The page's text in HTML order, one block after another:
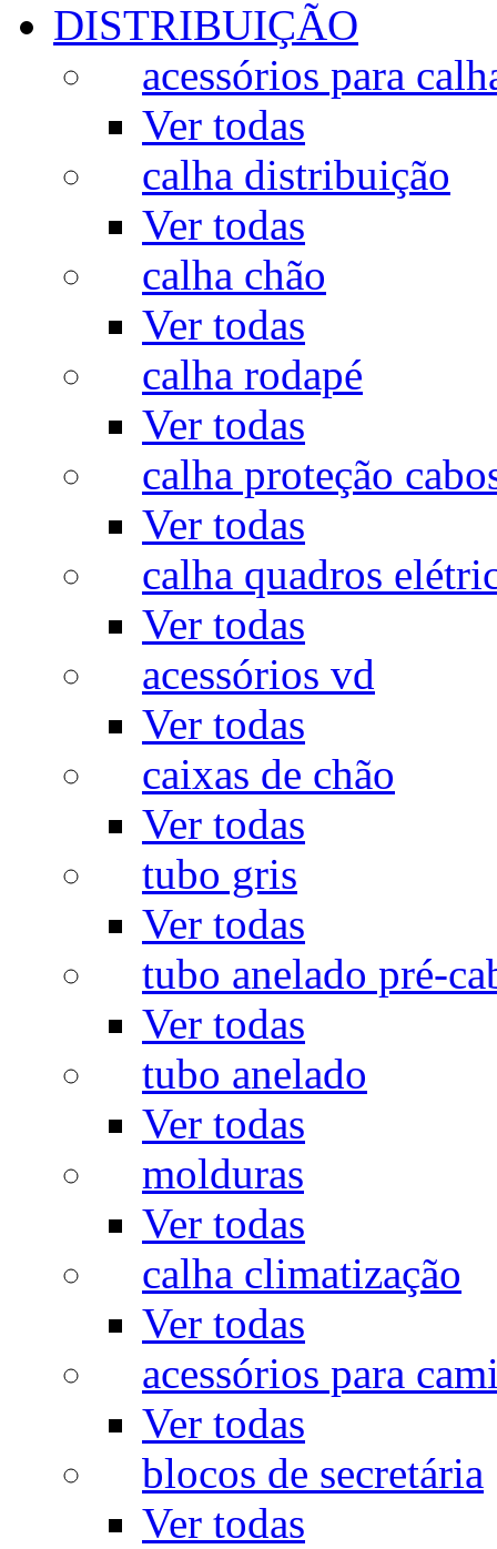
DISTRIBUIÇÃO
acessórios para
Ver todas
calha distribuição
Ver todas
calha chão
Ver todas
calha rodapé
Ver todas
calha proteção
Ver todas
calha quadros
Ver todas
acessórios vd
Ver todas
caixas de chão
Ver todas
tubo gris
Ver todas
tubo anelado pré-
Ver todas
tubo anelado
Ver todas
molduras
Ver todas
calha climatização
Ver todas
acessórios para
Ver todas
blocos de secretária
Ver todas